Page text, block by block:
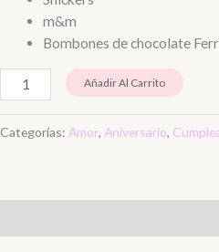
m&m
Bombones de chocolate
Añadir Al Carrito
Categorías: Amor, Aniversario,